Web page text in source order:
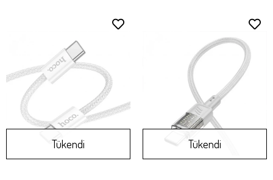
Tükendi Tükendi